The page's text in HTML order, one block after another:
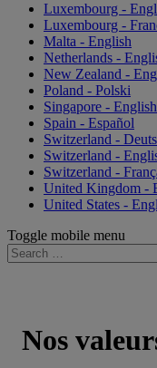
Luxembourg -
Luxembourg -
Malta - English
Netherlands -
New Zealand -
Poland - Polski
Singapore - English
Spain - Español
Switzerland -
Switzerland -
Switzerland -
United Kingdom -
United States -
Toggle mobile menu
Search
for:
Nos